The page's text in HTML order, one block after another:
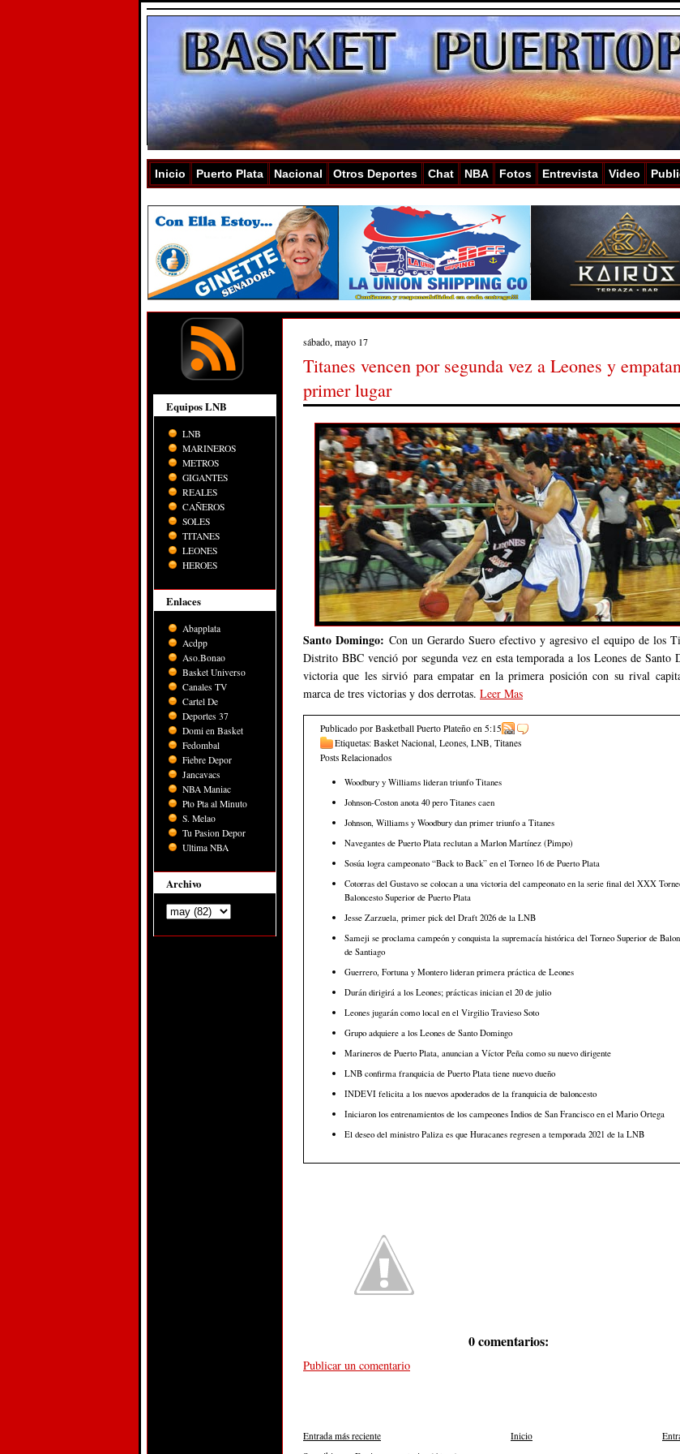
Inicio Puerto Plata Nacional Otros Deportes Chat NBA Fotos Entrevista Video
Equipos LNB
LNB
MARINEROS
METROS
GIGANTES
REALES
CAÑEROS
SOLES
TITANES
LEONES
HEROES
Enlaces
Abapplata
Acdpp
Aso.Bonao
Basket Universo
Canales TV
Cartel De
Deportes 37
Domi en Basket
Fedombal
Fiebre Depor
Jancavacs
NBA Maniac
Pto Pta al Minuto
S. Melao
Tu Pasion Depor
Ultima NBA
Archivo
sábado, mayo 17
Titanes vencen por segunda vez a Leones y
primer lugar
Santo Domingo: Con un Gerardo Suero efectivo y agresivo el equipo de los
Distrito BBC venció por segunda vez en esta temporada a los Leones de Santo
victoria que les sirvió para empatar en la primera posición con su rival
marca de tres victorias y dos derrotas. Leer Mas
Publicado por Basketball Puerto Plateño en 5:15
Etiquetas: Basket Nacional, Leones, LNB, Titanes
Posts Relacionados
Woodbury y Williams lideran triunfo Titanes
Johnson-Coston anota 40 pero Titanes caen
Johnson, Williams y Woodbury dan primer triunfo a Titanes
Navegantes de Puerto Plata reclutan a Marlon Martínez (Pimpo)
Sosúa logra campeonato “Back to Back” en el Torneo 16 de Puerto Plata
Cotorras del Gustavo se colocan a una victoria del campeonato en la serie final del XXX
Baloncesto Superior de Puerto Plata
Jesse Zarzuela, primer pick del Draft 2026 de la LNB
Sameji se proclama campeón y conquista la supremacía histórica del Torneo Superior de
de Santiago
Guerrero, Fortuna y Montero lideran primera práctica de Leones
Durán dirigirá a los Leones; prácticas inician el 20 de julio
Leones jugarán como local en el Virgilio Travieso Soto
Grupo adquiere a los Leones de Santo Domingo
Marineros de Puerto Plata, anuncian a Víctor Peña como su nuevo dirigente
LNB confirma franquicia de Puerto Plata tiene nuevo dueño
INDEVI felicita a los nuevos apoderados de la franquicia de baloncesto
Iniciaron los entrenamientos de los campeones Indios de San Francisco en el Mario Ortega
El deseo del ministro Paliza es que Huracanes regresen a temporada 2021 de la LNB
0 comentarios:
Publicar un comentario
Entrada más reciente
Inicio